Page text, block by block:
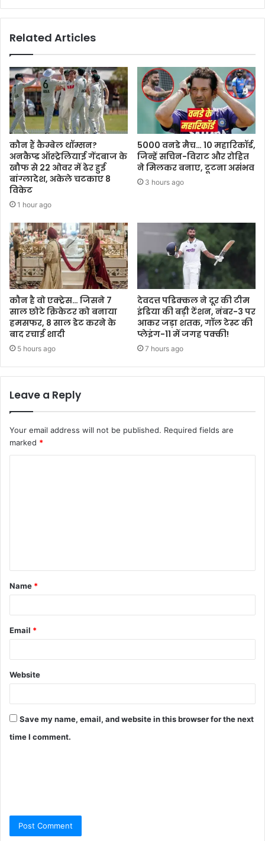
Related Articles
कौन हैं कैम्बेल थॉम्सन?
अनकैप्ड ऑस्ट्रेलियाई गेंदबाज के
खौफ से 22 ओवर में ढेर हुई
बांग्लादेश, अकेले चटकाए 8
विकेट
1 hour ago
5000 वनडे मैच… 10 महारिकॉर्ड,
जिन्हें सचिन-विराट और रोहित
ने मिलकर बनाए, टूटना असंभव
3 hours ago
कौन है वो एक्ट्रेस… जिसने 7
साल छोटे क्रिकेटर को बनाया
हमसफर, 8 साल डेट करने के
बाद रचाई शादी
5 hours ago
देवदत्त पडिक्कल ने दूर की टीम
इंडिया की बड़ी टेंशन, नंबर-3 पर
आकर जड़ा शतक, गॉल टेस्ट की
प्लेइंग-11 में जगह पक्की!
7 hours ago
Leave a Reply
Your email address will not be published. Required fields are
marked *
Name *
Email *
Website
Save my name, email, and website in this browser for the next
time I comment.